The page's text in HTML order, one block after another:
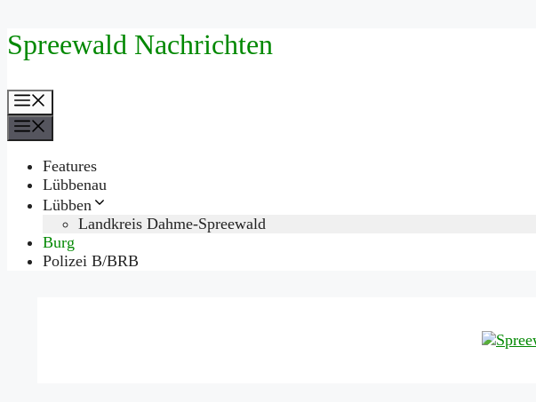
Zum
Inhalt
Spreewald Nachrichten
Features
Lübbenau
Lübben
Landkreis Dahme-Spreewald
Burg
Polizei B/BRB